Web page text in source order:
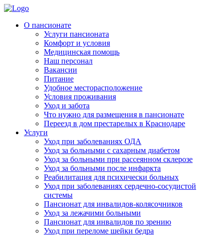
Skip
content
Родительская Усадьба
Пансионат для пожилых людей «Родительская усадьба»
О пансионате
Услуги пансионата
Комфорт и условия
Медицинская помощь
Наш персонал
Вакансии
Питание
Удобное месторасположение
Условия проживания
Уход и забота
Что нужно для размещения в пансионате
Переезд в дом престарелых в Краснодаре
Услуги
Уход при заболеваниях ОДА
Уход за больными с сахарным диабетом
Уход за больными при рассеянном склерозе
Уход за больными после инфаркта
Реабилитация для психически больных
Уход при заболеваниях сердечно-сосудистой
системы
Пансионат для инвалидов-колясочников
Уход за лежачими больными
Пансионат для инвалидов по зрению
Уход при переломе шейки бедра